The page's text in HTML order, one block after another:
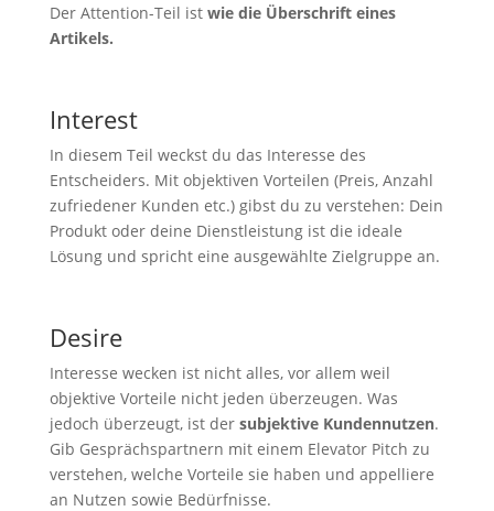
Der Attention-Teil ist wie die Überschrift eines
Artikels.
Interest
In diesem Teil weckst du das Interesse des
Entscheiders. Mit objektiven Vorteilen (Preis, Anzahl
zufriedener Kunden etc.) gibst du zu verstehen: Dein
Produkt oder deine Dienstleistung ist die ideale
Lösung und spricht eine ausgewählte Zielgruppe an.
Desire
Interesse wecken ist nicht alles, vor allem weil
objektive Vorteile nicht jeden überzeugen. Was
jedoch überzeugt, ist der subjektive Kundennutzen.
Gib Gesprächspartnern mit einem Elevator Pitch zu
verstehen, welche Vorteile sie haben und appelliere
an Nutzen sowie Bedürfnisse.